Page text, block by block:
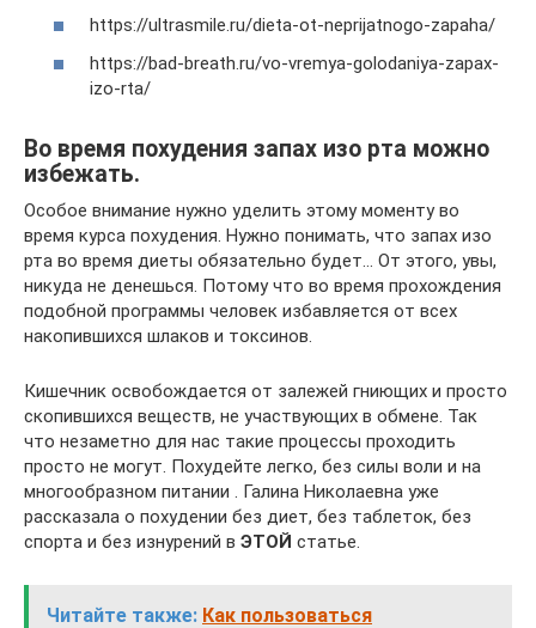
https://ultrasmile.ru/dieta-ot-neprijatnogo-zapaha/
https://bad-breath.ru/vo-vremya-golodaniya-zapax-
izo-rta/
Во время похудения запах изо рта можно
избежать.
Особое внимание нужно уделить этому моменту во
время курса похудения. Нужно понимать, что запах изо
рта во время диеты обязательно будет… От этого, увы,
никуда не денешься. Потому что во время прохождения
подобной программы человек избавляется от всех
накопившихся шлаков и токсинов.
Кишечник освобождается от залежей гниющих и просто
скопившихся веществ, не участвующих в обмене. Так
что незаметно для нас такие процессы проходить
просто не могут. Похудейте легко, без силы воли и на
многообразном питании . Галина Николаевна уже
рассказала о похудении без диет, без таблеток, без
спорта и без изнурений в ЭТОЙ cтатье.
Читайте также: Как пользоваться